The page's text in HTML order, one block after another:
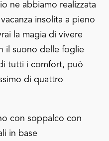
ne abbiamo realizzata
insolita a pieno
la magia di vivere
il suono delle foglie
tutti i comfort, può
di quattro
con soppalco con
in base